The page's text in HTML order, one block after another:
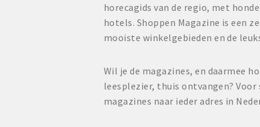
horecagids van de regio, met
hotels. Shoppen Magazine is een
mooiste winkelgebieden en de
Wil je de magazines, en daarmee
leesplezier, thuis ontvangen? Voor
magazines naar ieder adres in